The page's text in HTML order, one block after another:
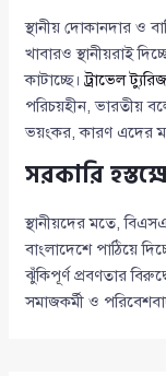
স্থানীয় দোকানদার ও
খাবারও স্থানীয়রাই
কাটাচ্ছে।ট্রাভেল
পরিচয়হীন, ভারতীয়
ভয়ংকর, কারণ এদের
সরকারি
স্থানীয়দের মতে,
বাংলাদেশে পাঠিয়ে
ঝুঁকিপূর্ণ প্রবণতার
সমাজকর্মী ও